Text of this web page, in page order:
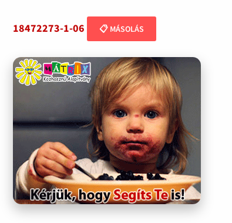
18472273-1-06 📋 MÁSOLÁS